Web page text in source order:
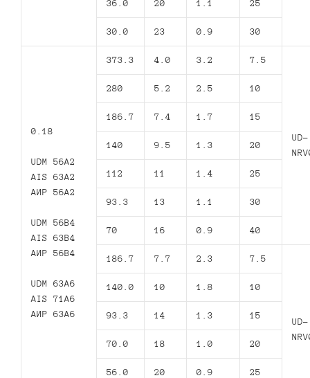
36.0 20 1.1 25
30.0 23 0.9 30
0.18
UDM 56A2
AIS 63A2
АИР 56А2
UDM 56B4
AIS 63B4
АИР 56В4
UDM 63A6
AIS 71A6
АИР 63А6
373.3 4.0 3.2 7.5
UD-
280 5.2 2.5 10
186.7 7.4 1.7 15
140 9.5 1.3 20
112 11 1.4 25
93.3 13 1.1 30
70 16 0.9 40
186.7 7.7 2.3 7.5
UD-
140.0 10 1.8 10
93.3 14 1.3 15
70.0 18 1.0 20
56.0 20 0.9 25